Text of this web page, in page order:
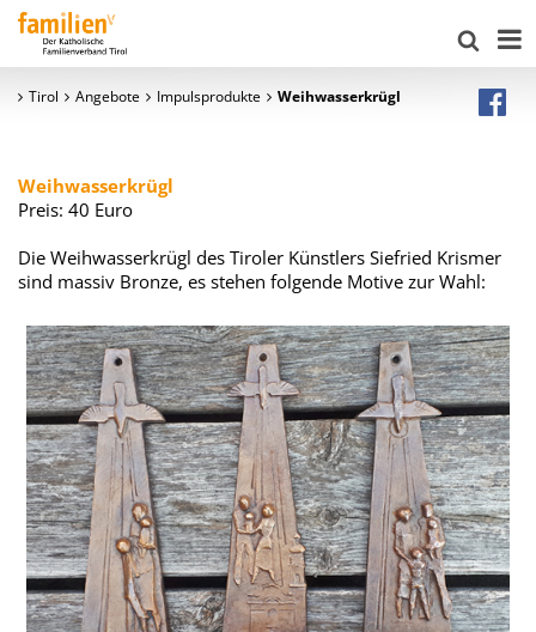
Tirol Angebote Impulsprodukte Weihwasserkrügl
Weihwasserkrügl
Preis: 40 Euro
Die Weihwasserkrügl des Tiroler Künstlers Siefried Krismer
sind massiv Bronze, es stehen folgende Motive zur Wahl: